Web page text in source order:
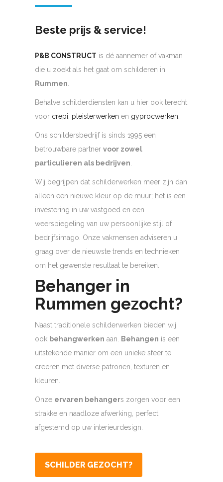
Beste prijs & service!
P&B CONSTRUCT is dé aannemer of vakman
die u zoekt als het gaat om schilderen in
Rummen.
Behalve schilderdiensten kan u hier ook terecht
voor crepi, pleisterwerken en gyprocwerken.
Ons schildersbedrijf is sinds 1995 een
betrouwbare partner voor zowel
particulieren als bedrijven.
Wij begrijpen dat schilderwerken meer zijn dan
alleen een nieuwe kleur op de muur; het is een
investering in uw vastgoed en een
weerspiegeling van uw persoonlijke stijl of
bedrijfsimago. Onze vakmensen adviseren u
graag over de nieuwste trends en technieken
om het gewenste resultaat te bereiken.
Behanger in
Rummen gezocht?
Naast traditionele schilderwerken bieden wij
ook behangwerken aan. Behangen is een
uitstekende manier om een unieke sfeer te
creëren met diverse patronen, texturen en
kleuren.
Onze ervaren behangers zorgen voor een
strakke en naadloze afwerking, perfect
afgestemd op uw interieurdesign.
SCHILDER GEZOCHT?